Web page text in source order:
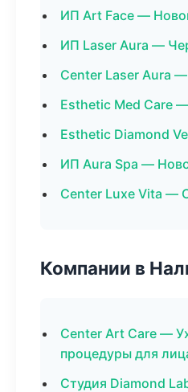
ИП Art Face —
ИП Laser Aura —
Center Laser Aura
Esthetic Med Care
Esthetic Diamond
ИП Aura Spa —
Center Luxe Vita —
Компании в
Center Art Care —
процедуры для
Студия Diamond